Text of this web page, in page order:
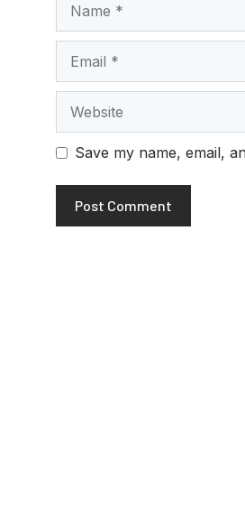
Save my name, email,